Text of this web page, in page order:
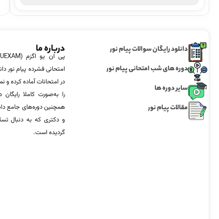
دانلود رایگان سوالات پیام نور
دوره های شب امتحانی پیام نور
سایر دوره ها
مقالات پیام نور
درباره ما
امتحانی فشرده پیام نور
در امتحانات آماده‌ کرده
را به‌صورت کاملا
همچنین دوره‌های جامع
و دکتری که به دنبال
گردیده است.